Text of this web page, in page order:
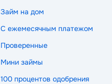
Займ на дом
С ежемесячным платежом
Проверенные
Мини займы
100 процентов одобрения